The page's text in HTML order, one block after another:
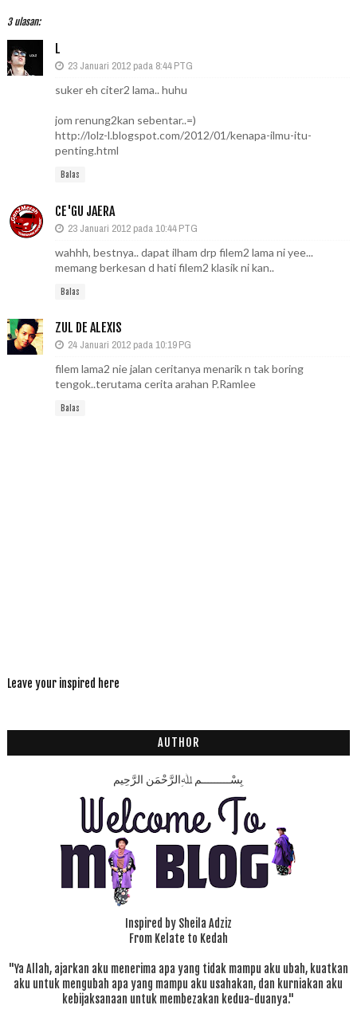
3 ulasan:
L
23 Januari 2012 pada 8:44 PTG
suker eh citer2 lama.. huhu
jom renung2kan sebentar..=)
http://lolz-l.blogspot.com/2012/01/kenapa-ilmu-itu-
penting.html
Balas
CE'GU JAERA
23 Januari 2012 pada 10:44 PTG
wahhh, bestnya.. dapat ilham drp filem2 lama ni yee...
memang berkesan d hati filem2 klasik ni kan..
Balas
ZUL DE ALEXIS
24 Januari 2012 pada 10:19 PG
filem lama2 nie jalan ceritanya menarik n tak boring
tengok..terutama cerita arahan P.Ramlee
Balas
Leave your inspired here
AUTHOR
بِسْـــــــــمِ ﷲِالرَّحْمَنِ الرَّحِيم
Inspired by Sheila Adziz
From Kelate to Kedah
"Ya Allah, ajarkan aku menerima apa yang tidak mampu aku ubah, kuatkan
aku untuk mengubah apa yang mampu aku usahakan, dan kurniakan aku
kebijaksanaan untuk membezakan kedua-duanya."